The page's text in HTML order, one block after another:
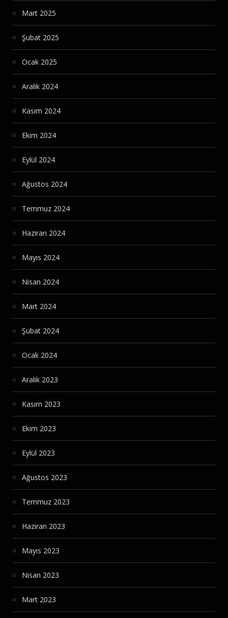
Mart 2025
Şubat 2025
Ocak 2025
Aralık 2024
Kasım 2024
Ekim 2024
Eylül 2024
Ağustos 2024
Temmuz 2024
Haziran 2024
Mayıs 2024
Nisan 2024
Mart 2024
Şubat 2024
Ocak 2024
Aralık 2023
Kasım 2023
Ekim 2023
Eylül 2023
Ağustos 2023
Temmuz 2023
Haziran 2023
Mayıs 2023
Nisan 2023
Mart 2023